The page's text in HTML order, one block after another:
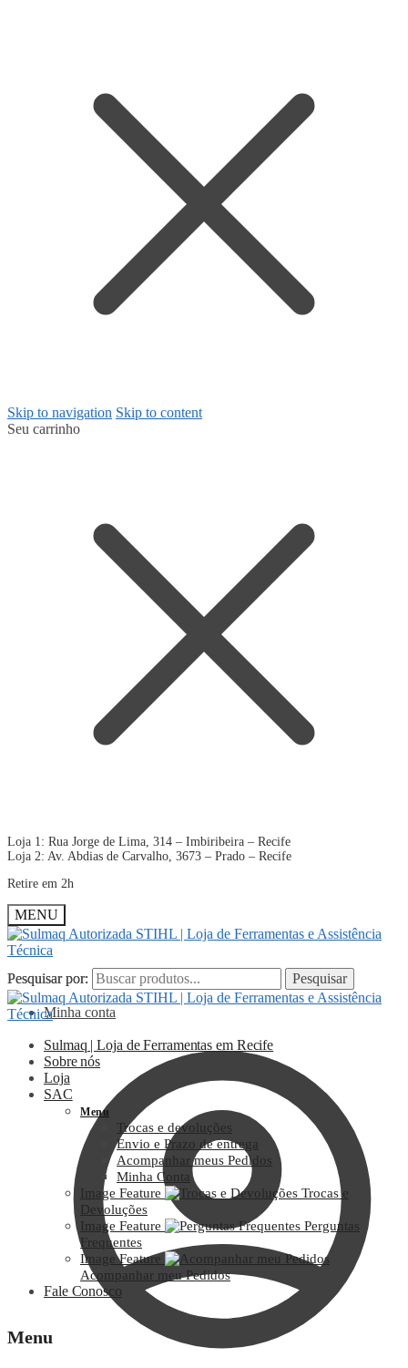
Skip to navigation Skip to content
Seu carrinho
Loja 1: Rua Jorge de Lima, 314 – Imbiribeira – Recife
Loja 2: Av. Abdias de Carvalho, 3673 – Prado – Recife
Retire em 2h
MENU
Pesquisar por: Pesquisar
Minha conta
Pesquisar por: Pesquisar
Sulmaq | Loja de Ferramentas em Recife
Sobre nós
Loja
SAC
Menu
Trocas e devoluções
Envio e Prazo de entrega
Acompanhar meus Pedidos
Minha Conta
Image Feature
Trocas e
Devoluções
Image Feature
Perguntas
Frequentes
Image Feature
Acompanhar meu Pedidos
Fale Conosco
Menu